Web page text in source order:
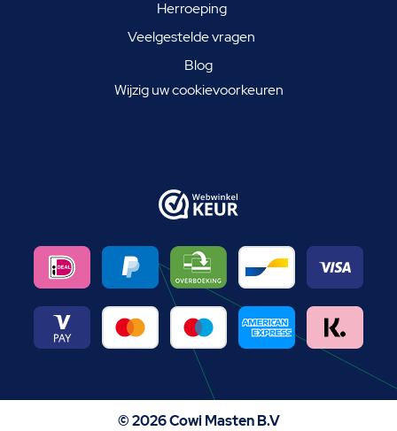
Herroeping
Veelgestelde vragen
Blog
Wijzig uw cookievoorkeuren
© 2026 Cowi Masten B.V